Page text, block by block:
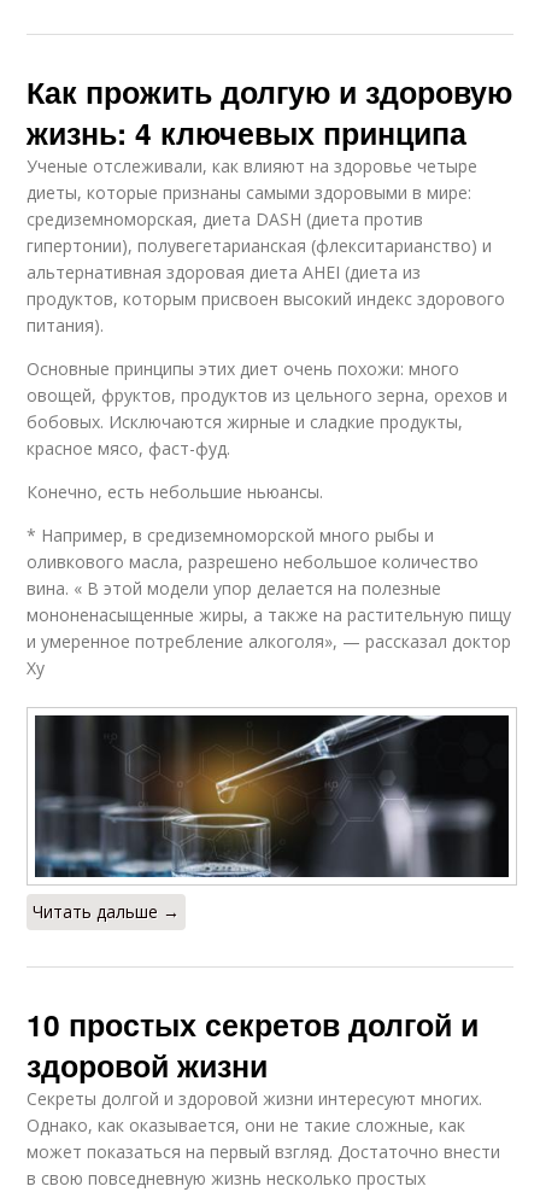
Как прожить долгую и здоровую
жизнь: 4 ключевых принципа
Ученые отслеживали, как влияют на здоровье четыре
диеты, которые признаны самыми здоровыми в мире:
средиземноморская, диета DASH (диета против
гипертонии), полувегетарианская (флекситарианство) и
альтернативная здоровая диета AHEI (диета из
продуктов, которым присвоен высокий индекс здорового
питания).
Основные принципы этих диет очень похожи: много
овощей, фруктов, продуктов из цельного зерна, орехов и
бобовых. Исключаются жирные и сладкие продукты,
красное мясо, фаст-фуд.
Конечно, есть небольшие ньюансы.
* Например, в средиземноморской много рыбы и
оливкового масла, разрешено небольшое количество
вина. « В этой модели упор делается на полезные
мононенасыщенные жиры, а также на растительную пищу
и умеренное потребление алкоголя», — рассказал доктор
Ху
Читать дальше →
10 простых секретов долгой и
здоровой жизни
Секреты долгой и здоровой жизни интересуют многих.
Однако, как оказывается, они не такие сложные, как
может показаться на первый взгляд. Достаточно внести
в свою повседневную жизнь несколько простых